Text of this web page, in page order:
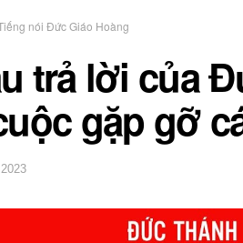
nói Đức Giáo Hoàng
trả lời của
gặp gỡ